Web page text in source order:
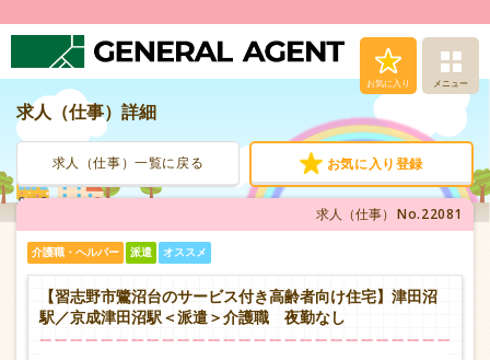
お気に入り メニュー
人材派遣サービス
転職支援サービス
登録から就業まで
求人（仕事）詳細
求人（仕事）一覧に戻る お気に入り登録
求人（仕事） No.22081
介護職・ヘルパー 派遣 オススメ
【習志野市鷺沼台のサービス付き高齢者向け住宅】津田沼
駅／京成津田沼駅＜派遣＞介護職 夜勤なし